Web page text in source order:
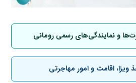
و نمایندگی‌های رسمی رومانی
ویزا، اقامت و امور مهاجرتی